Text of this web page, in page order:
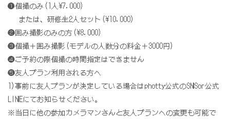
❶個撮のみ(1人¥7.000)
または、研修生2人セット(¥10.000)
❷囲み撮影のみの方(¥8.000)
❸個撮＋囲み撮影(モデルの人数分の料金＋3000円)
❹ご予約の際個撮の時間指定はできません
❺友人プラン利用される方へ
1)事前に友人プランが決定している場合はphotty公式のSNSor公式
LINEにてお知らせください。
※当日に他の参加カメラマンさんと友人プランへの変更も可能で